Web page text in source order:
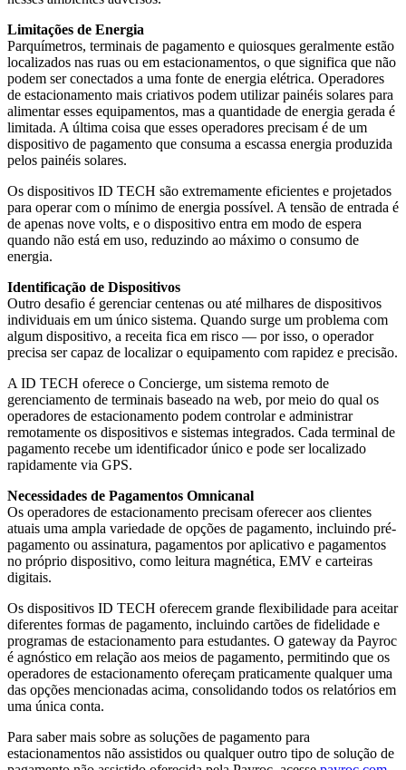
Limitações de Energia
Parquímetros, terminais de pagamento e quiosques geralmente estão
localizados nas ruas ou em estacionamentos, o que significa que não
podem ser conectados a uma fonte de energia elétrica. Operadores
de estacionamento mais criativos podem utilizar painéis solares para
alimentar esses equipamentos, mas a quantidade de energia gerada é
limitada. A última coisa que esses operadores precisam é de um
dispositivo de pagamento que consuma a escassa energia produzida
pelos painéis solares.
Os dispositivos ID TECH são extremamente eficientes e projetados
para operar com o mínimo de energia possível. A tensão de entrada é
de apenas nove volts, e o dispositivo entra em modo de espera
quando não está em uso, reduzindo ao máximo o consumo de
energia.
Identificação de Dispositivos
Outro desafio é gerenciar centenas ou até milhares de dispositivos
individuais em um único sistema. Quando surge um problema com
algum dispositivo, a receita fica em risco — por isso, o operador
precisa ser capaz de localizar o equipamento com rapidez e precisão.
A ID TECH oferece o Concierge, um sistema remoto de
gerenciamento de terminais baseado na web, por meio do qual os
operadores de estacionamento podem controlar e administrar
remotamente os dispositivos e sistemas integrados. Cada terminal de
pagamento recebe um identificador único e pode ser localizado
rapidamente via GPS.
Necessidades de Pagamentos Omnicanal
Os operadores de estacionamento precisam oferecer aos clientes
atuais uma ampla variedade de opções de pagamento, incluindo pré-
pagamento ou assinatura, pagamentos por aplicativo e pagamentos
no próprio dispositivo, como leitura magnética, EMV e carteiras
digitais.
Os dispositivos ID TECH oferecem grande flexibilidade para aceitar
diferentes formas de pagamento, incluindo cartões de fidelidade e
programas de estacionamento para estudantes. O gateway da Payroc
é agnóstico em relação aos meios de pagamento, permitindo que os
operadores de estacionamento ofereçam praticamente qualquer uma
das opções mencionadas acima, consolidando todos os relatórios em
uma única conta.
Para saber mais sobre as soluções de pagamento para
estacionamentos não assistidos ou qualquer outro tipo de solução de